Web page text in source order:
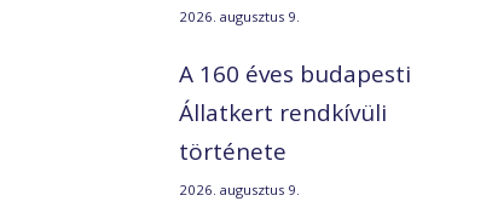
2026. augusztus 9.
A 160 éves budapesti
Állatkert rendkívüli
története
2026. augusztus 9.